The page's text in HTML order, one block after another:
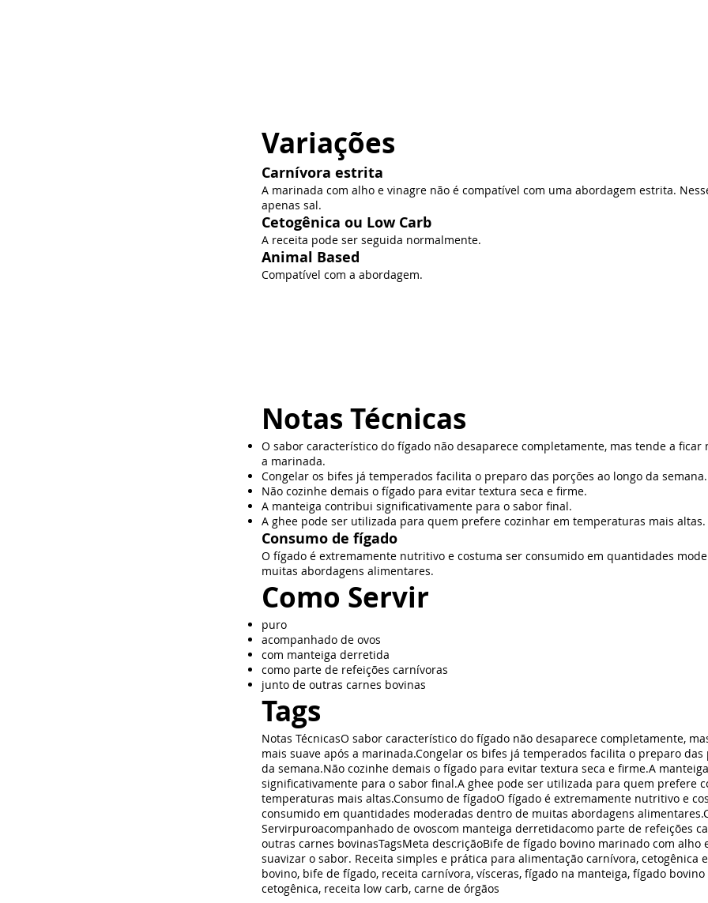
Variações
Carnívora estrita
A marinada com alho e vinagre não é compatível com uma abordagem estrita.
apenas sal.
Cetogênica ou Low Carb
A receita pode ser seguida normalmente.
Animal Based
Compatível com a abordagem.
Notas Técnicas
O sabor característico do fígado não desaparece completamente, mas tende a ficar
a marinada.
Congelar os bifes já temperados facilita o preparo das porções ao longo da semana.
Não cozinhe demais o fígado para evitar textura seca e firme.
A manteiga contribui significativamente para o sabor final.
A ghee pode ser utilizada para quem prefere cozinhar em temperaturas mais altas.
Consumo de fígado
O fígado é extremamente nutritivo e costuma ser consumido em quantidades
muitas abordagens alimentares.
Como Servir
puro
acompanhado de ovos
com manteiga derretida
como parte de refeições carnívoras
junto de outras carnes bovinas
Tags
Notas TécnicasO sabor característico do fígado não desaparece completamente,
mais suave após a marinada.Congelar os bifes já temperados facilita o preparo das
da semana.Não cozinhe demais o fígado para evitar textura seca e firme.A
significativamente para o sabor final.A ghee pode ser utilizada para quem prefere
temperaturas mais altas.Consumo de fígadoO fígado é extremamente nutritivo e
consumido em quantidades moderadas dentro de muitas abordagens
Servirpuroacompanhado de ovoscom manteiga derretidacomo parte de refeições
outras carnes bovinasTagsMeta descriçãoBife de fígado bovino marinado com alho
suavizar o sabor. Receita simples e prática para alimentação carnívora, cetogênica
bovino, bife de fígado, receita carnívora, vísceras, fígado na manteiga, fígado
cetogênica, receita low carb, carne de órgãos